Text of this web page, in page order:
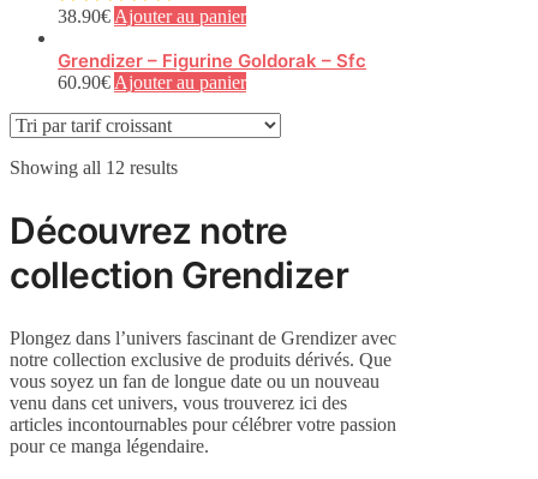
38.90€Ajouter au panier
Grendizer – Figurine Goldorak – Sfc
60.90€Ajouter au panier
Showing all 12 resultsSorted
low
high
Découvrez notre
collection Grendizer
Plongez dans l’univers fascinant de Grendizer avec
notre collection exclusive de produits dérivés. Que
vous soyez un fan de longue date ou un nouveau
venu dans cet univers, vous trouverez ici des
articles incontournables pour célébrer votre passion
pour ce manga légendaire.